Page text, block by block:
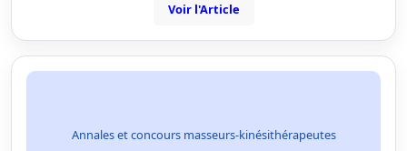
Voir l'Article
Annales et concours masseurs-kinésithérapeutes